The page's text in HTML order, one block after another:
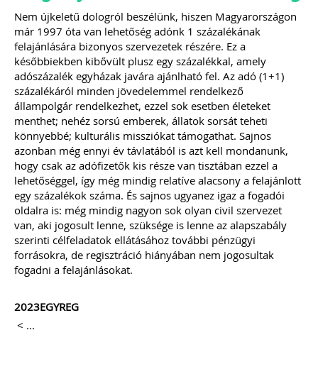
2022
Egy újabb felelősség hárul a
könyvelőkre, a Kormány 297/2022.
(VIII. 9.) 3. § alapján a 2022. augusztus
31-én a kisadózó vállalkozások tételes
adóját alkalmazó közkereseti társaság,
betéti társaság, egyéni cég, ügyvédi
iroda NEM kötelesa számvitelről szóló
2000. évi C. törvény 2/A. § (4)
bekezdése szerintinyitó mérlegét
könyvvizsgálóval ellenőriztetni.
TAGJAINK INGYENESEN LETÖLTHETIK -
A letöltések menüpont alatt!
Ár: 14.900 Ft
Tagoknak: Ingyenesen
letölthető
MEGRENDELEM
Nem újkeletű dologról beszélünk, hiszen Magyarországon
már 1997 óta van lehetőség adónk 1 százalékának
felajánlására bizonyos szervezetek részére. Ez a
későbbiekben kibővült plusz egy százalékkal, amely
adószázalék egyházak javára ajánlható fel. Az adó (1+1)
százalékáról minden jövedelemmel rendelkező
állampolgár rendelkezhet, ezzel sok esetben életeket
menthet; nehéz sorsú emberek, állatok sorsát teheti
könnyebbé; kulturális missziókat támogathat. Sajnos
azonban még ennyi év távlatából is azt kell mondanunk,
hogy csak az adófizetők kis része van tisztában ezzel a
lehetőséggel, így még mindig relatíve alacsony a felajánlott
egy százalékok száma. És sajnos ugyanez igaz a fogadói
oldalra is: még mindig nagyon sok olyan civil szervezet
van, aki jogosult lenne, szüksége is lenne az alapszabály
szerinti célfeladatok ellátásához további pénzügyi
forrásokra, de regisztráció hiányában nem jogosultak
fogadni a felajánlásokat.
2023EGYREG
< ...